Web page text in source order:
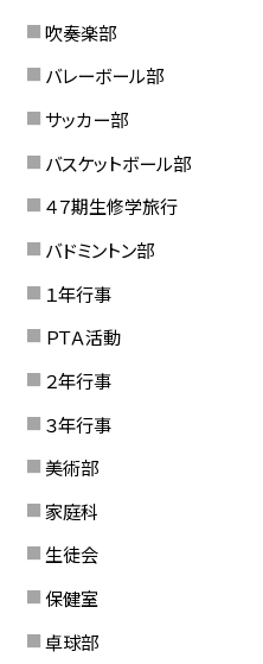
吹奏楽部
バレーボール部
サッカー部
バスケットボール部
４７期生修学旅行
バドミントン部
１年行事
ＰＴＡ活動
２年行事
３年行事
美術部
家庭科
生徒会
保健室
卓球部